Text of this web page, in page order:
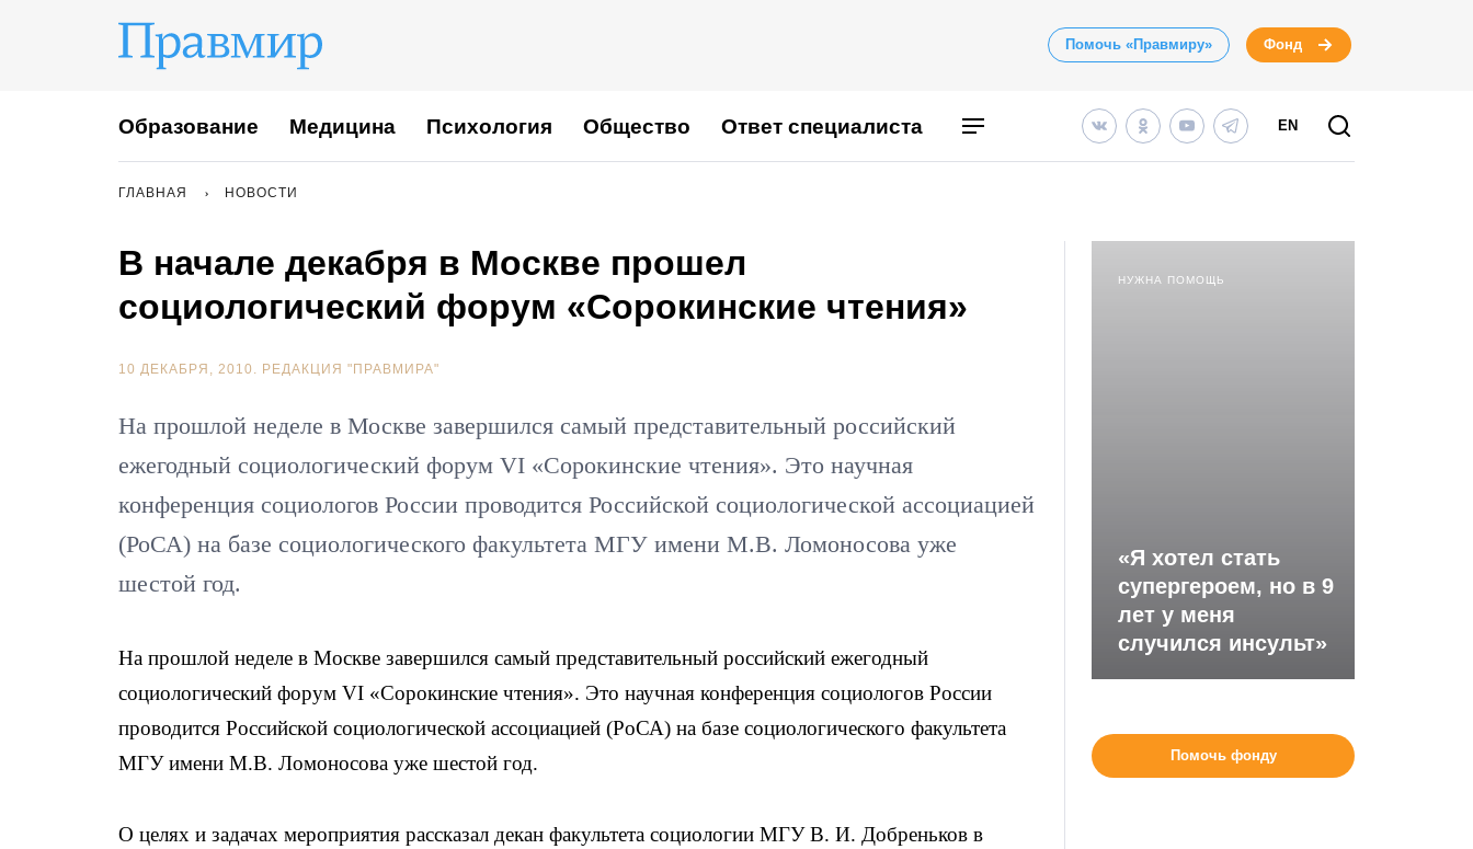
Помочь «Правмиру» Фонд
Образование Медицина Психология Общество Ответ специалиста EN
ГЛАВНАЯ НОВОСТИ
В начале декабря в Москве прошел
социологический форум «Сорокинские чтения»
10 ДЕКАБРЯ, 2010. РЕДАКЦИЯ "ПРАВМИРА"
На прошлой неделе в Москве завершился самый представительный российский
ежегодный социологический форум VI «Сорокинские чтения». Это научная
конференция социологов России проводится Российской социологической ассоциацией
(РоСА) на базе социологического факультета МГУ имени М.В. Ломоносова уже
шестой год.
На прошлой неделе в Москве завершился самый представительный российский ежегодный
социологический форум VI «Сорокинские чтения». Это научная конференция социологов России
проводится Российской социологической ассоциацией (РоСА) на базе социологического факультета
МГУ имени М.В. Ломоносова уже шестой год.
О целях и задачах мероприятия рассказал декан факультета социологии МГУ В. И. Добреньков в
НУЖНА ПОМОЩЬ
«Я хотел стать
супергероем, но в 9
лет у меня
случился инсульт»
Помочь фонду